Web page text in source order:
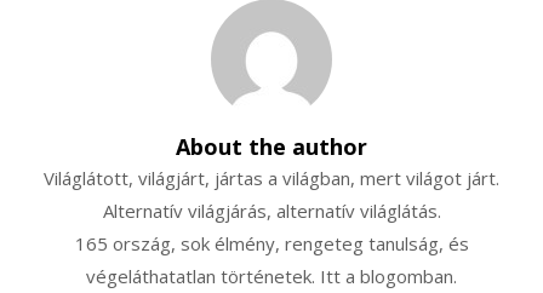
About the author
Világlátott, világjárt, jártas a világban, mert világot járt.
Alternatív világjárás, alternatív világlátás.
165 ország, sok élmény, rengeteg tanulság, és
végeláthatatlan történetek. Itt a blogomban.